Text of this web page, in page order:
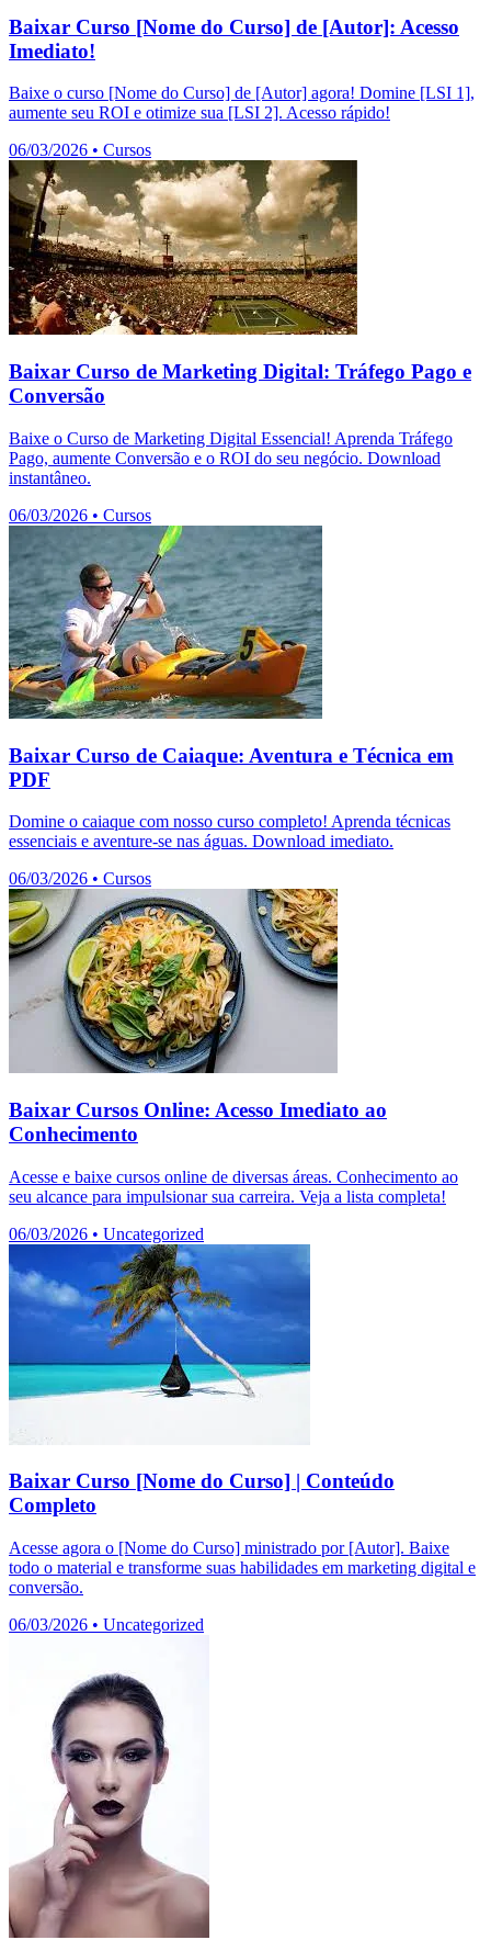
Baixar Curso [Nome do Curso] de [Autor]: Acesso
Imediato!
Baixe o curso [Nome do Curso] de [Autor] agora! Domine [LSI 1],
aumente seu ROI e otimize sua [LSI 2]. Acesso rápido!
06/03/2026 • Cursos
Baixar Curso de Marketing Digital: Tráfego Pago e
Conversão
Baixe o Curso de Marketing Digital Essencial! Aprenda Tráfego
Pago, aumente Conversão e o ROI do seu negócio. Download
instantâneo.
06/03/2026 • Cursos
Baixar Curso de Caiaque: Aventura e Técnica em
PDF
Domine o caiaque com nosso curso completo! Aprenda técnicas
essenciais e aventure-se nas águas. Download imediato.
06/03/2026 • Cursos
Baixar Cursos Online: Acesso Imediato ao
Conhecimento
Acesse e baixe cursos online de diversas áreas. Conhecimento ao
seu alcance para impulsionar sua carreira. Veja a lista completa!
06/03/2026 • Uncategorized
Baixar Curso [Nome do Curso] | Conteúdo
Completo
Acesse agora o [Nome do Curso] ministrado por [Autor]. Baixe
todo o material e transforme suas habilidades em marketing digital e
conversão.
06/03/2026 • Uncategorized